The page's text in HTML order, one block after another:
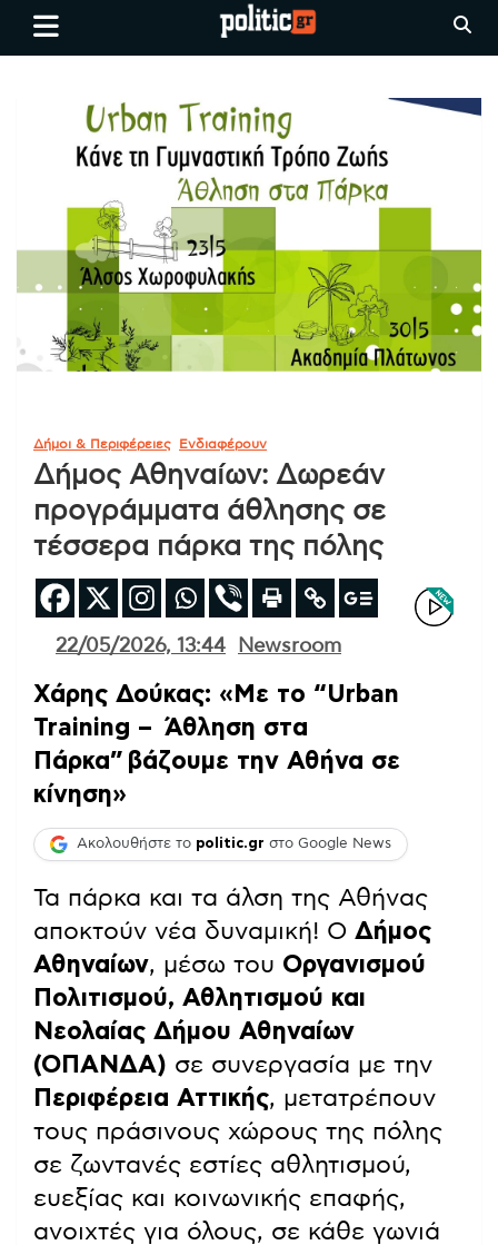
Skip
Ειδήσεις απο τη
Θεσσαλονίκη, την Ελλάδα και
όλο τον Κόσμο
politic.gr
Δήμοι & Περιφέρειες Ενδιαφέρουν
Δήμος Αθηναίων: Δωρεάν
προγράμματα άθλησης σε
τέσσερα πάρκα της πόλης
22/05/2026, 13:44 Newsroom
Χάρης Δούκας: «Με το “Urban
Training – Άθληση στα
Πάρκα” βάζουμε την Αθήνα σε
κίνηση»
Ακολουθήστε το politic.gr στο Google News
Τα πάρκα και τα άλση της Αθήνας
αποκτούν νέα δυναμική! Ο Δήμος
Αθηναίων, μέσω του Οργανισμού
Πολιτισμού, Αθλητισμού και
Νεολαίας Δήμου Αθηναίων
(ΟΠΑΝΔΑ) σε συνεργασία με την
Περιφέρεια Αττικής, μετατρέπουν
τους πράσινους χώρους της πόλης
σε ζωντανές εστίες αθλητισμού,
ευεξίας και κοινωνικής επαφής,
ανοιχτές για όλους, σε κάθε γωνιά